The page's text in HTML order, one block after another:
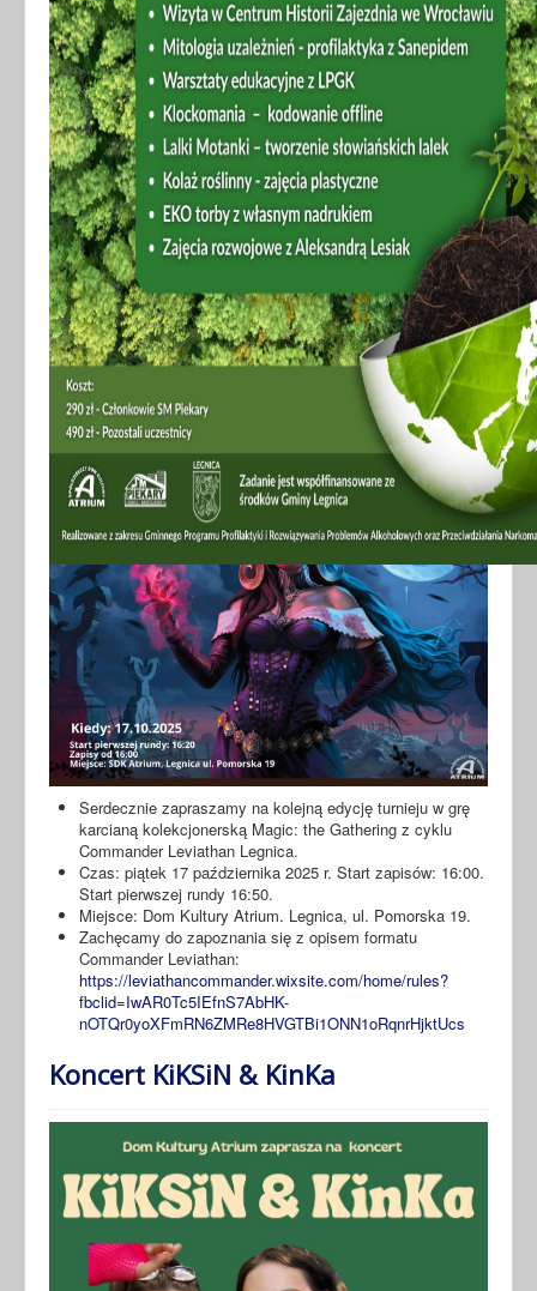
TURNIEJ W GRĘ KARCIANĄ
KOLEKCJONERSKĄ - październik
2025
Serdecznie zapraszamy na kolejną edycję turnieju w grę
karcianą kolekcjonerską Magic: the Gathering z cyklu
Commander Leviathan Legnica.
Czas: piątek 17 października 2025 r. Start zapisów: 16:00.
Start pierwszej rundy 16:50.
Miejsce: Dom Kultury Atrium. Legnica, ul. Pomorska 19.
Zachęcamy do zapoznania się z opisem formatu
Commander Leviathan:
https://leviathancommander.wixsite.com/home/rules?
fbclid=IwAR0Tc5IEfnS7AbHK-
nOTQr0yoXFmRN6ZMRe8HVGTBi1ONN1oRqnrHjktUcs
Koncert KiKSiN & KinKa